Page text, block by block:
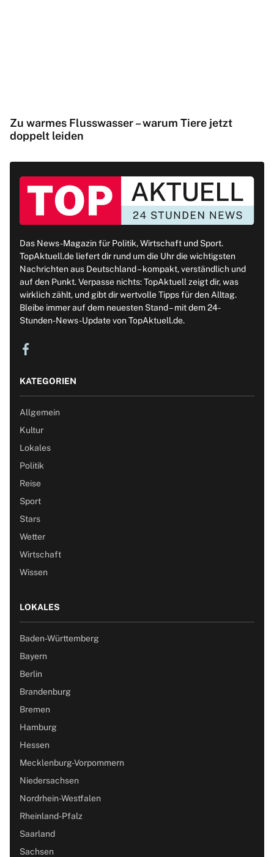
Zu warmes Flusswasser – warum Tiere jetzt
doppelt leiden
Das News-Magazin für Politik, Wirtschaft und Sport.
TopAktuell.de liefert dir rund um die Uhr die wichtigsten
Nachrichten aus Deutschland – kompakt, verständlich und
auf den Punkt. Verpasse nichts: TopAktuell zeigt dir, was
wirklich zählt, und gibt dir wertvolle Tipps für den Alltag.
Bleibe immer auf dem neuesten Stand – mit dem 24-
Stunden-News-Update von TopAktuell.de.
KATEGORIEN
Allgemein
Kultur
Lokales
Politik
Reise
Sport
Stars
Wetter
Wirtschaft
Wissen
LOKALES
Baden-Württemberg
Bayern
Berlin
Brandenburg
Bremen
Hamburg
Hessen
Mecklenburg-Vorpommern
Niedersachsen
Nordrhein-Westfalen
Rheinland-Pfalz
Saarland
Sachsen